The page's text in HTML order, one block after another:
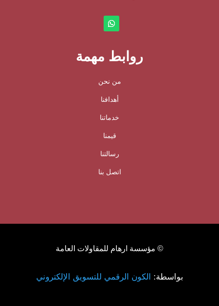
روابط مهمة
من نحن
أهدافنا
خدماتنا
قيمنا
رسالتنا
اتصل بنا
© مؤسسة ارهام للمقاولات العامة
بواسطة: الكون الرقمي للتسويق الإلكتروني